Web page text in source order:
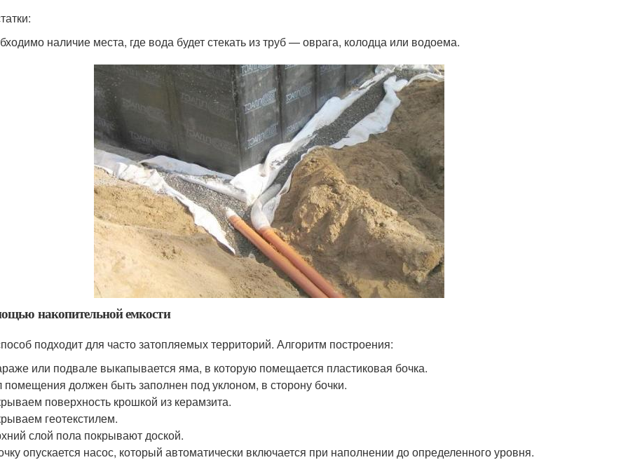
наличие места, где вода будет стекать из труб — оврага, колодца или водоема.
накопительной емкости
подходит для часто затопляемых территорий. Алгоритм построения:
или подвале выкапывается яма, в которую помещается пластиковая бочка.
помещения должен быть заполнен под уклоном, в сторону бочки.
поверхность крошкой из керамзита.
геотекстилем.
слой пола покрывают доской.
опускается насос, который автоматически включается при наполнении до определенного уровня.